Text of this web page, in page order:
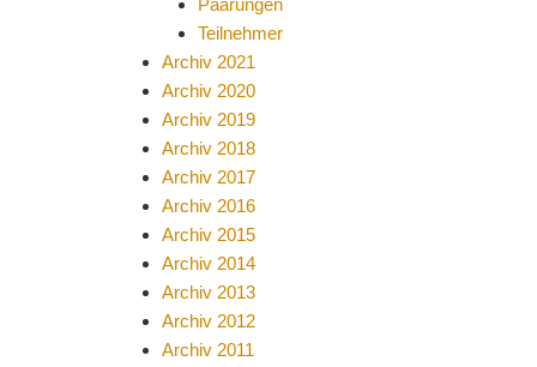
Paarungen
Teilnehmer
Archiv 2021
Archiv 2020
Archiv 2019
Archiv 2018
Archiv 2017
Archiv 2016
Archiv 2015
Archiv 2014
Archiv 2013
Archiv 2012
Archiv 2011